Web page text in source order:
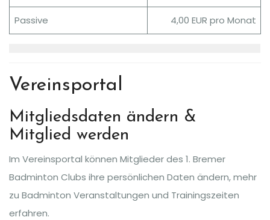
Passive 4,00 EUR pro Monat
Vereinsportal
Mitgliedsdaten ändern &
Mitglied werden
Im Vereinsportal können Mitglieder des 1. Bremer
Badminton Clubs ihre persönlichen Daten ändern, mehr
zu Badminton Veranstaltungen und Trainingszeiten
erfahren.